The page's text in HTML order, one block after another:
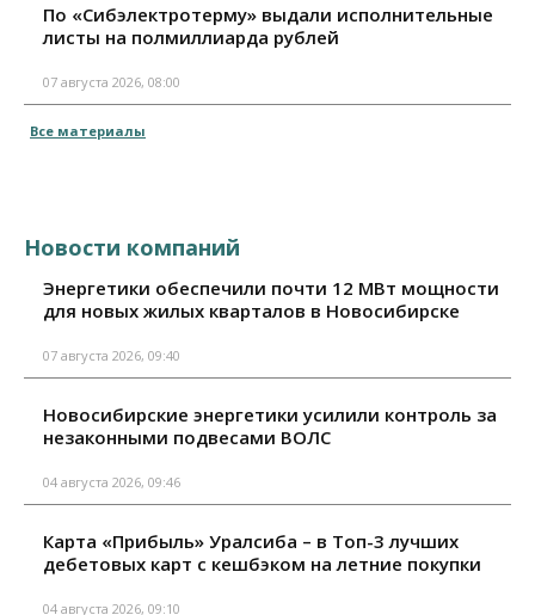
По «Сибэлектротерму» выдали исполнительные
листы на полмиллиарда рублей
07 августа 2026, 08:00
Все материалы
Новости компаний
Энергетики обеспечили почти 12 МВт мощности
для новых жилых кварталов в Новосибирске
07 августа 2026, 09:40
Новосибирские энергетики усилили контроль за
незаконными подвесами ВОЛС
04 августа 2026, 09:46
Карта «Прибыль» Уралсиба – в Топ-3 лучших
дебетовых карт с кешбэком на летние покупки
04 августа 2026, 09:10